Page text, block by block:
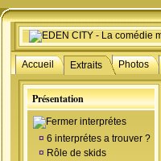
Accueil Extraits Photos
Présentation
interprétes
¤ 6 interprétes a trouver ?
¤ Rôle de skids